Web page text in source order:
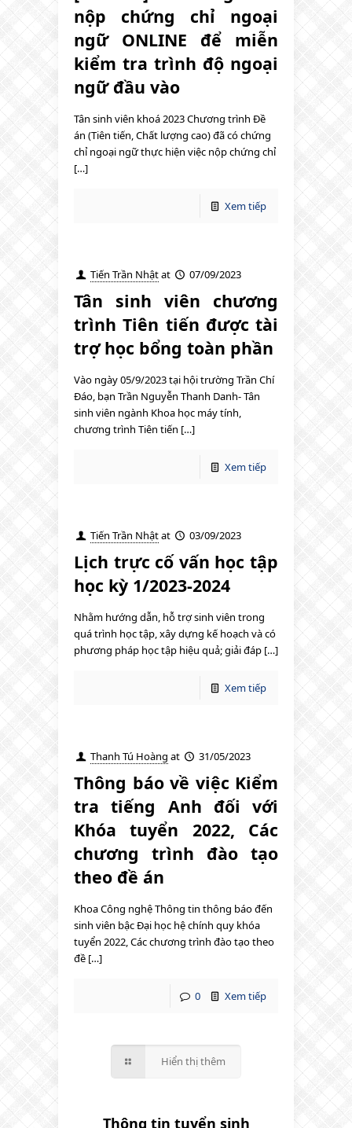
nộp chứng chỉ ngoại
ngữ ONLINE để miễn
kiểm tra trình độ ngoại
ngữ đầu vào
Tân sinh viên khoá 2023 Chương trình Đề
án (Tiên tiến, Chất lượng cao) đã có chứng
chỉ ngoại ngữ thực hiện việc nộp chứng chỉ
[…]
Xem tiếp
Tiến Trần Nhậtat 07/09/2023
Tân sinh viên chương
trình Tiên tiến được tài
trợ học bổng toàn phần
Vào ngày 05/9/2023 tại hội trường Trần Chí
Đáo, bạn Trần Nguyễn Thanh Danh- Tân
sinh viên ngành Khoa học máy tính,
chương trình Tiên tiến […]
Xem tiếp
Tiến Trần Nhậtat 03/09/2023
Lịch trực cố vấn học tập
học kỳ 1/2023-2024
Nhằm hướng dẫn, hỗ trợ sinh viên trong
quá trình học tập, xây dựng kế hoạch và có
phương pháp học tập hiệu quả; giải đáp […]
Xem tiếp
Thanh Tú Hoàng at 31/05/2023
Thông báo về việc Kiểm
tra tiếng Anh đối với
Khóa tuyển 2022, Các
chương trình đào tạo
theo đề án
Khoa Công nghệ Thông tin thông báo đến
sinh viên bậc Đại học hệ chính quy khóa
tuyển 2022, Các chương trình đào tạo theo
đề […]
0 Xem tiếp
Hiển thị thêm
Thông tin tuyển sinh